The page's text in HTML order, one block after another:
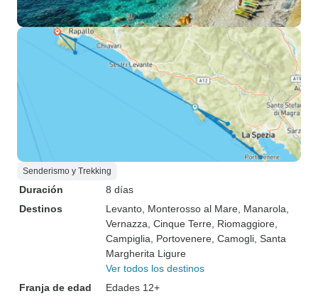
Senderismo y Trekking
Duración
8 días
Destinos
Levanto , Monterosso al Mare , Manarola
Vernazza , Cinque Terre , Riomaggiore
Campiglia , Portovenere , Camogli , Santa
Margherita Ligure
Ver todos los destinos
Franja de edad
Edades 12+